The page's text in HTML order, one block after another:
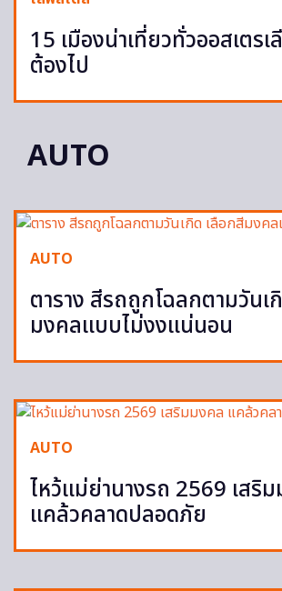
15 เมืองน่าเที่ยวทั่วออสเตร
ต้องไป
AUTO
AUTO
ตาราง สีรถถูกโฉลกตามวันเ
มงคลแบบไม่งงแน่นอน
AUTO
ไหว้แม่ย่านางรถ 2569 เสริ
แคล้วคลาดปลอดภัย